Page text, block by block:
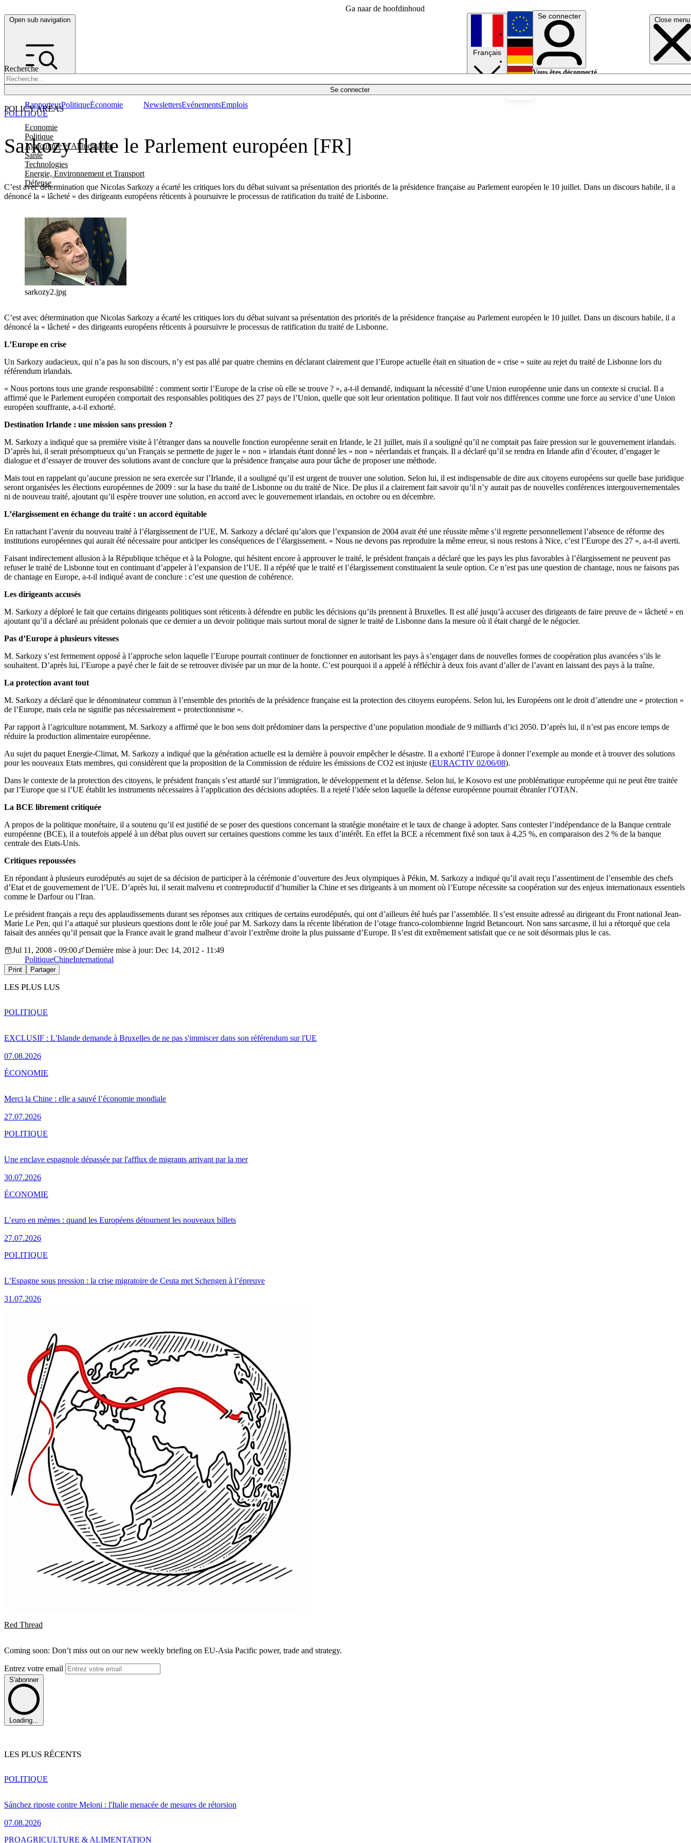
Ga naar de hoofdinhoud
Open sub navigation Close menu
Recherche
Se connecter
POLICY AREAS
Economie
Politique
Agriculture et Alimentation
Santé
Technologies
Energie, Environnement et Transport
Défense
RapporteurPolitiqueÉconomie NewslettersEvénementsEmplois
Français
English
Deutsch
Se connecter
Vous êtes déconnecté.
Sarkozy flatte le Parlement européen [FR]
C’est avec détermination que Nicolas Sarkozy a écarté les critiques lors du débat suivant sa présentation des priorités de la présidence française au Parlement européen le 10 juillet. Dans un discours habile, il a
dénoncé la « lâcheté » des dirigeants européens réticents à poursuivre le processus de ratification du traité de Lisbonne.
POLITIQUE
sarkozy2.jpg
C’est avec détermination que Nicolas Sarkozy a écarté les critiques lors du débat suivant sa présentation des priorités de la présidence française au Parlement européen le 10 juillet. Dans un discours habile, il a
dénoncé la « lâcheté » des dirigeants européens réticents à poursuivre le processus de ratification du traité de Lisbonne.
L’Europe en crise
Un Sarkozy audacieux, qui n’a pas lu son discours, n’y est pas allé par quatre chemins en déclarant clairement que l’Europe actuelle était en situation de « crise » suite au rejet du traité de Lisbonne lors du
référendum irlandais.
« Nous portons tous une grande responsabilité : comment sortir l’Europe de la crise où elle se trouve ? », a-t-il demandé, indiquant la nécessité d’une Union européenne unie dans un contexte si crucial. Il a
affirmé que le Parlement européen comportait des responsables politiques des 27 pays de l’Union, quelle que soit leur orientation politique. Il faut voir nos différences comme une force au service d’une Union
européen souffrante, a-t-il exhorté.
Destination Irlande : une mission sans pression ?
M. Sarkozy a indiqué que sa première visite à l’étranger dans sa nouvelle fonction européenne serait en Irlande, le 21 juillet, mais il a souligné qu’il ne comptait pas faire pression sur le gouvernement irlandais.
D’après lui, il serait présomptueux qu’un Français se permette de juger le « non » irlandais étant donné les « non » néerlandais et français. Il a déclaré qu’il se rendra en Irlande afin d’écouter, d’engager le
dialogue et d’essayer de trouver des solutions avant de conclure que la présidence française aura pour tâche de proposer une méthode.
Mais tout en rappelant qu’aucune pression ne sera exercée sur l’Irlande, il a souligné qu’il est urgent de trouver une solution. Selon lui, il est indispensable de dire aux citoyens européens sur quelle base juridique
seront organisées les élections européennes de 2009 : sur la base du traité de Lisbonne ou du traité de Nice. De plus il a clairement fait savoir qu’il n’y aurait pas de nouvelles conférences intergouvernementales
ni de nouveau traité, ajoutant qu’il espère trouver une solution, en accord avec le gouvernement irlandais, en octobre ou en décembre.
L’élargissement en échange du traité : un accord équitable
En rattachant l’avenir du nouveau traité à l’élargissement de l’UE, M. Sarkozy a déclaré qu’alors que l’expansion de 2004 avait été une réussite même s’il regrette personnellement l’absence de réforme des
institutions européennes qui aurait été nécessaire pour anticiper les conséquences de l’élargissement. « Nous ne devons pas reproduire la même erreur, si nous restons à Nice, c’est l’Europe des 27 », a-t-il averti.
Faisant indirectement allusion à la République tchèque et à la Pologne, qui hésitent encore à approuver le traité, le président français a déclaré que les pays les plus favorables à l’élargissement ne peuvent pas
refuser le traité de Lisbonne tout en continuant d’appeler à l’expansion de l’UE. Il a répété que le traité et l’élargissement constituaient la seule option. Ce n’est pas une question de chantage, nous ne faisons pas
de chantage en Europe, a-t-il indiqué avant de conclure : c’est une question de cohérence.
Les dirigeants accusés
M. Sarkozy a déploré le fait que certains dirigeants politiques sont réticents à défendre en public les décisions qu’ils prennent à Bruxelles. Il est allé jusqu’à accuser des dirigeants de faire preuve de « lâcheté » en
ajoutant qu’il a déclaré au président polonais que ce dernier a un devoir politique mais surtout moral de signer le traité de Lisbonne dans la mesure où il était chargé de le négocier.
Pas d’Europe à plusieurs vitesses
M. Sarkozy s’est fermement opposé à l’approche selon laquelle l’Europe pourrait continuer de fonctionner en autorisant les pays à s’engager dans de nouvelles formes de coopération plus avancées s’ils le
souhaitent. D’après lui, l’Europe a payé cher le fait de se retrouver divisée par un mur de la honte. C’est pourquoi il a appelé à réfléchir à deux fois avant d’aller de l’avant en laissant des pays à la traîne.
La protection avant tout
M. Sarkozy a déclaré que le dénominateur commun à l’ensemble des priorités de la présidence française est la protection des citoyens européens. Selon lui, les Européens ont le droit d’attendre une « protection »
de l’Europe, mais cela ne signifie pas nécessairement « protectionnisme ».
Par rapport à l’agriculture notamment, M. Sarkozy a affirmé que le bon sens doit prédominer dans la perspective d’une population mondiale de 9 milliards d’ici 2050. D’après lui, il n’est pas encore temps de
réduire la production alimentaire européenne.
Au sujet du paquet Energie-Climat, M. Sarkozy a indiqué que la génération actuelle est la dernière à pouvoir empêcher le désastre. Il a exhorté l’Europe à donner l’exemple au monde et à trouver des solutions
pour les nouveaux Etats membres, qui considèrent que la proposition de la Commission de réduire les émissions de CO2 est injuste (EURACTIV 02/06/08).
Dans le contexte de la protection des citoyens, le président français s’est attardé sur l’immigration, le développement et la défense. Selon lui, le Kosovo est une problématique européenne qui ne peut être traitée
par l’Europe que si l’UE établit les instruments nécessaires à l’application des décisions adoptées. Il a rejeté l’idée selon laquelle la défense européenne pourrait ébranler l’OTAN.
La BCE librement critiquée
A propos de la politique monétaire, il a soutenu qu’il est justifié de se poser des questions concernant la stratégie monétaire et le taux de change à adopter. Sans contester l’indépendance de la Banque centrale
européenne (BCE), il a toutefois appelé à un débat plus ouvert sur certaines questions comme les taux d’intérêt. En effet la BCE a récemment fixé son taux à 4,25 %, en comparaison des 2 % de la banque
centrale des Etats-Unis.
Critiques repoussées
En répondant à plusieurs eurodéputés au sujet de sa décision de participer à la cérémonie d’ouverture des Jeux olympiques à Pékin, M. Sarkozy a indiqué qu’il avait reçu l’assentiment de l’ensemble des chefs
d’Etat et de gouvernement de l’UE. D’après lui, il serait malvenu et contreproductif d’humilier la Chine et ses dirigeants à un moment où l’Europe nécessite sa coopération sur des enjeux internationaux essentiels
comme le Darfour ou l’Iran.
Le président français a reçu des applaudissements durant ses réponses aux critiques de certains eurodéputés, qui ont d’ailleurs été hués par l’assemblée. Il s’est ensuite adressé au dirigeant du Front national Jean-
Marie Le Pen, qui l’a attaqué sur plusieurs questions dont le rôle joué par M. Sarkozy dans la récente libération de l’otage franco-colombienne Ingrid Betancourt. Non sans sarcasme, il lui a rétorqué que cela
faisait des années qu’il pensait que la France avait le grand malheur d’avoir l’extrême droite la plus puissante d’Europe. Il s’est dit extrêmement satisfait que ce ne soit désormais plus le cas.
Jul 11, 2008 - 09:00
Dernière mise à jour: Dec 14, 2012 - 11:49
PolitiqueChineInternational
Print Partager
LES PLUS LUS
EXCLUSIF : L'Islande demande à Bruxelles de ne pas s'immiscer dans son référendum sur l'UE
07.08.2026
POLITIQUE
Merci la Chine : elle a sauvé l’économie mondiale
27.07.2026
ÉCONOMIE
Une enclave espagnole dépassée par l'afflux de migrants arrivant par la mer
30.07.2026
POLITIQUE
L’euro en mèmes : quand les Européens détournent les nouveaux billets
27.07.2026
ÉCONOMIE
L’Espagne sous pression : la crise migratoire de Ceuta met Schengen à l’épreuve
31.07.2026
POLITIQUE
Red Thread
Coming soon: Don’t miss out on our new weekly briefing on EU-Asia Pacific power, trade and strategy.
Entrez votre email
S'abonner
Loading...
LES PLUS RÉCENTS
Sánchez riposte contre Meloni : l'Italie menacée de mesures de rétorsion
07.08.2026
POLITIQUE
PROAGRICULTURE & ALIMENTATION